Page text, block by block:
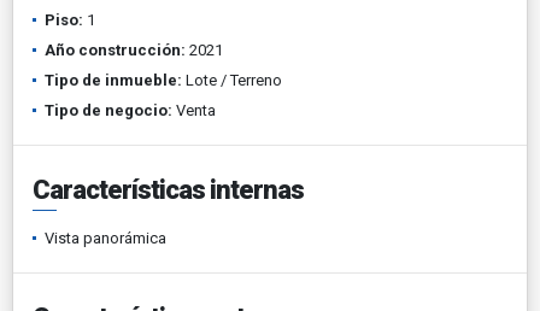
Piso: 1
Año construcción: 2021
Tipo de inmueble: Lote / Terreno
Tipo de negocio: Venta
Características internas
Vista panorámica